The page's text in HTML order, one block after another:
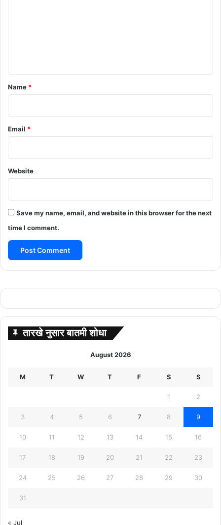
*
Name *
Email *
Website
Save my name, email, and website in this browser for the next
time I comment.
तारखे नुसार बातमी शोधा
August 2026
M T W T F S S
1 2
3 4 5 6 7 8 9
10 11 12 13 14 15 16
17 18 19 20 21 22 23
24 25 26 27 28 29 30
31
« Jul